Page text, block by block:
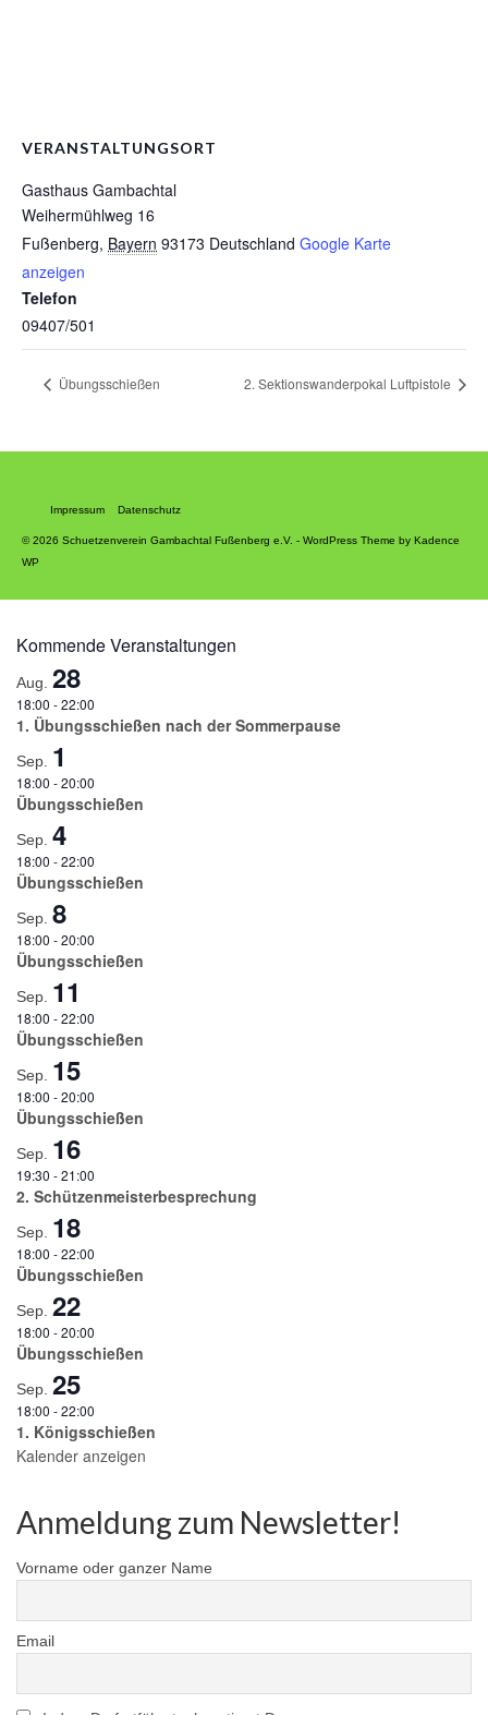
VERANSTALTUNGSORT
Gasthaus Gambachtal
Weihermühlweg 16
Fußenberg, Bayern 93173 Deutschland Google Karte
anzeigen
Telefon
09407/501
Übungsschießen 2. Sektionswanderpokal Luftpistole
Impressum Datenschutz
© 2026 Schuetzenverein Gambachtal Fußenberg e.V. - WordPress Theme by Kadence
WP
Kommende Veranstaltungen
Aug. 28
18:00 -22:00
1. Übungsschießen nach der Sommerpause
Sep. 1
18:00 -20:00
Übungsschießen
Sep. 4
18:00 -22:00
Übungsschießen
Sep. 8
18:00 -20:00
Übungsschießen
Sep. 11
18:00 -22:00
Übungsschießen
Sep. 15
18:00 -20:00
Übungsschießen
Sep. 16
19:30 -21:00
2. Schützenmeisterbesprechung
Sep. 18
18:00 -22:00
Übungsschießen
Sep. 22
18:00 -20:00
Übungsschießen
Sep. 25
18:00 -22:00
1. Königsschießen
Kalender anzeigen
Anmeldung zum Newsletter!
Vorname oder ganzer Name
Email